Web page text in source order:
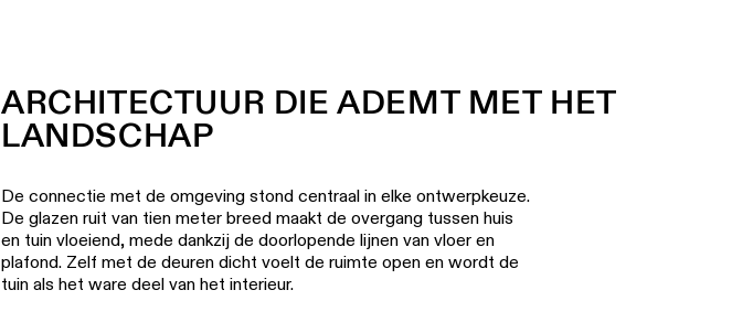
ARCHITECTUUR DIE ADEMT MET HET
LANDSCHAP
De connectie met de omgeving stond centraal in elke ontwerpkeuze.
De glazen ruit van tien meter breed maakt de overgang tussen huis
en tuin vloeiend, mede dankzij de doorlopende lijnen van vloer en
plafond. Zelf met de deuren dicht voelt de ruimte open en wordt de
tuin als het ware deel van het interieur.